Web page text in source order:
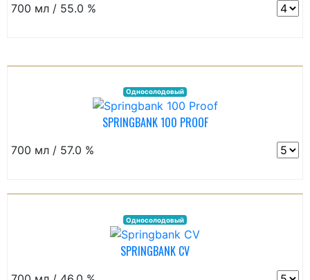
700 мл / 55.0 %
Односолодовый
SPRINGBANK 100 PROOF
700 мл / 57.0 %
Односолодовый
SPRINGBANK CV